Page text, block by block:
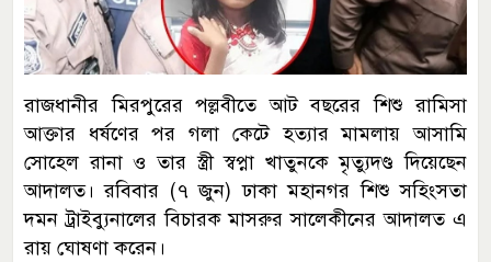
রাজধানীর মিরপুরের পল্লবীতে আট বছরের শিশু রামিসা
আক্তার ধর্ষণের পর গলা কেটে হত্যার মামলায় আসামি
সোহেল রানা ও তার স্ত্রী স্বপ্না খাতুনকে মৃত্যুদণ্ড দিয়েছেন
আদালত। রবিবার (৭ জুন) ঢাকা মহানগর শিশু সহিংসতা
দমন ট্রাইব্যুনালের বিচারক মাসরুর সালেকীনের আদালত এ
রায় ঘোষণা করেন।